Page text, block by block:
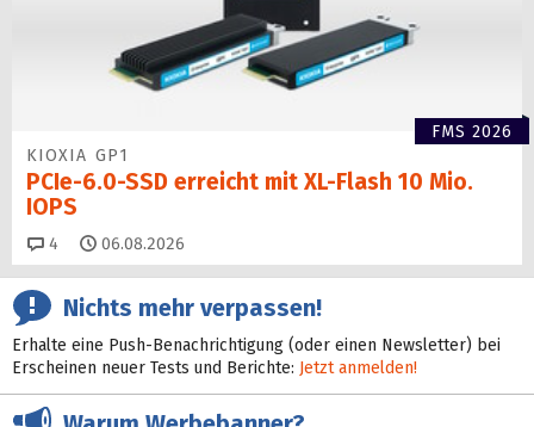
FMS 2026
KIOXIA GP1
PCIe-6.0-SSD erreicht mit XL-Flash 10 Mio.
IOPS
4 Kommentare
06.08.2026
Nichts mehr verpassen!
Erhalte eine Push-Benachrichtigung (oder einen Newsletter) bei
Erscheinen neuer Tests und Berichte: Jetzt anmelden!